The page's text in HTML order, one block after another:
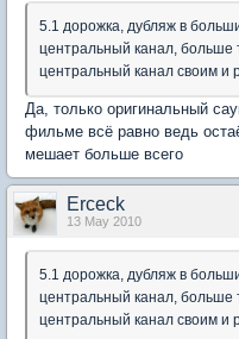
5.1 дорожка, дубляж в
центральный канал, больше
центральный канал своим и
Да, только оригинальный
фильме всё равно ведь
мешает больше всего
Erceck
13 May 2010
5.1 дорожка, дубляж в
центральный канал, больше
центральный канал своим и